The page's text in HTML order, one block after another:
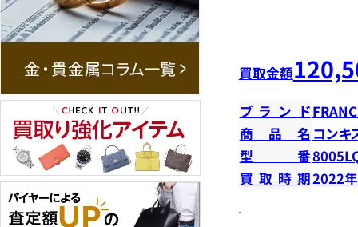
買取金額
ブランド
商品名 コン
型番
買取時期2022